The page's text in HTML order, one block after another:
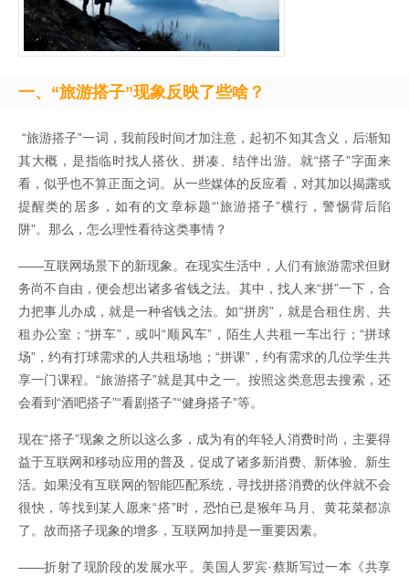
一、“旅游搭子”现象反映了些啥？
“旅游搭子”一词，我前段时间才加注意，起初不知其含义，后渐知
其大概，是指临时找人搭伙、拼凑、结伴出游。就“搭子”字面来
看，似乎也不算正面之词。从一些媒体的反应看，对其加以揭露或
提醒类的居多，如有的文章标题“‘旅游搭子”横行，警惕背后陷
阱”。那么，怎么理性看待这类事情？
——互联网场景下的新现象。在现实生活中，人们有旅游需求但财
务尚不自由，便会想出诸多省钱之法。其中，找人来“拼”一下，合
力把事儿办成，就是一种省钱之法。如“拼房”，就是合租住房、共
租办公室；“拼车”，或叫“顺风车”，陌生人共租一车出行；“拼球
场”，约有打球需求的人共租场地；“拼课”，约有需求的几位学生共
享一门课程。“旅游搭子”就是其中之一。按照这类意思去搜索，还
会看到“酒吧搭子”“看剧搭子”“健身搭子”等。
现在“搭子”现象之所以这么多，成为有的年轻人消费时尚，主要得
益于互联网和移动应用的普及，促成了诸多新消费、新体验、新生
活。如果没有互联网的智能匹配系统，寻找拼搭消费的伙伴就不会
很快，等找到某人愿来“搭”时，恐怕已是猴年马月、黄花菜都凉
了。故而搭子现象的增多，互联网加持是一重要因素。
——折射了现阶段的发展水平。美国人罗宾·蔡斯写过一本《共享